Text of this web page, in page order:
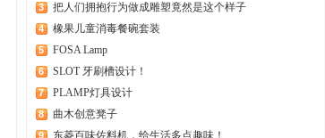
3 把人们拥抱行为做成雕塑竟然是这个样子
4 橡果儿童消毒餐碗套装
5 FOSA Lamp
6 SLOT 牙刷槽设计！
7 PLAMP灯具设计
8 曲木创意凳子
9 东菱百味佐料机，给生活多点趣味！